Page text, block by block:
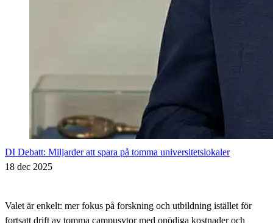
DI Debatt: Miljarder att spara på tomma universitetslokaler
18 dec 2025
Valet är enkelt: mer fokus på forskning och utbildning istället för
fortsatt drift av tomma campusytor med onödiga kostnader och